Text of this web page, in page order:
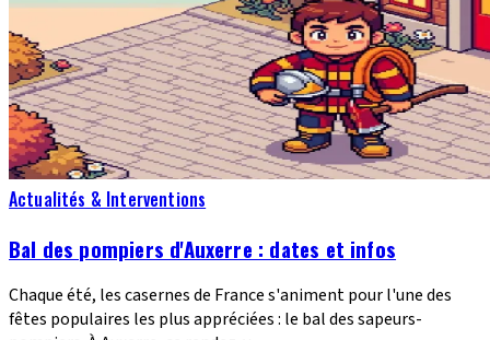
Actualités & Interventions
Bal des pompiers d'Auxerre : dates et infos
Chaque été, les casernes de France s'animent pour l'une des
fêtes populaires les plus appréciées : le bal des sapeurs-